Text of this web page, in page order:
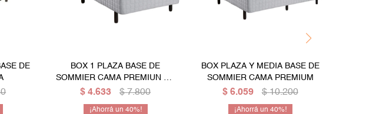
DE
BOX 1 PLAZA BASE DE
SOMMIER CAMA PREMIUN DE
80 CM
$ 4.633 $ 7.800
40
BOX PLAZA Y MEDIA BASE DE
SOMMIER CAMA PREMIUM
$ 6.059 $ 10.200
40